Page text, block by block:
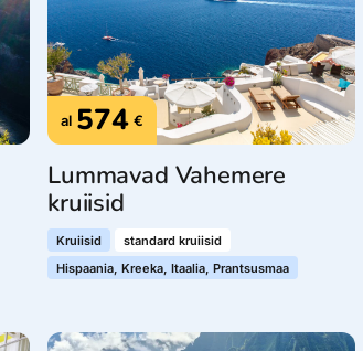
al 574 €
Lummavad Vahemere
kruiisid
Kruiisid
standard kruiisid
Hispaania, Kreeka, Itaalia, Prantsusmaa